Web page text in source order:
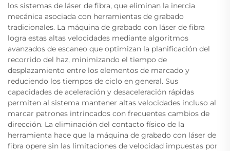
los sistemas de láser de fibra, que eliminan la inercia
mecánica asociada con herramientas de grabado
tradicionales. La máquina de grabado con láser de fibra
logra estas altas velocidades mediante algoritmos
avanzados de escaneo que optimizan la planificación del
recorrido del haz, minimizando el tiempo de
desplazamiento entre los elementos de marcado y
reduciendo los tiempos de ciclo en general. Sus
capacidades de aceleración y desaceleración rápidas
permiten al sistema mantener altas velocidades incluso al
marcar patrones intrincados con frecuentes cambios de
dirección. La eliminación del contacto físico de la
herramienta hace que la máquina de grabado con láser de
fibra opere sin las limitaciones de velocidad impuestas por